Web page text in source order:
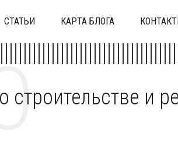
СТАТЬИ КАРТА БЛОГА
строительстве и